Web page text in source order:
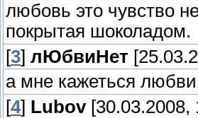
любовь это чувство
покрытая шоколадом.
[3] лЮбвиНет
а мне кажеться любви
[4] Lubov[30.03.2008,